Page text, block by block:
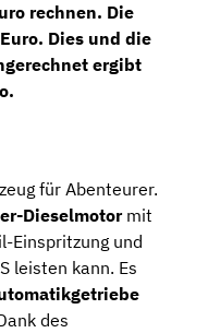
rechnen. Die
Dies und die
ergibt
für Abenteurer.
Dieselmotormit
Einspritzung und
leisten kann. Es
des